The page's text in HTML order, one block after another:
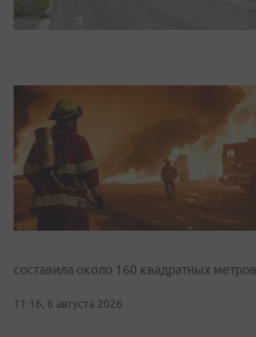
составила около 160 квадратных метров
11:16, 6 августа 2026